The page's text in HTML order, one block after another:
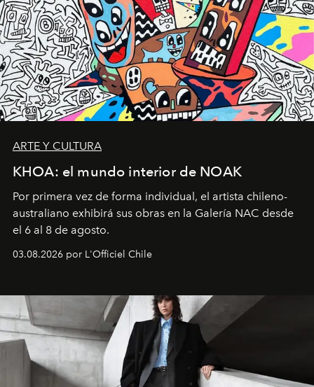
ARTE Y CULTURA
KHOA: el mundo interior de NOAK
Por primera vez de forma individual, el artista chileno-
australiano exhibirá sus obras en la Galería NAC desde
el 6 al 8 de agosto.
03.08.2026 por L'Officiel Chile